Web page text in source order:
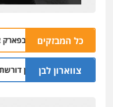
כל המבזקים
שוב: רימון בפארק צמרת
צווארון לבן
ניצב שושן דורשת